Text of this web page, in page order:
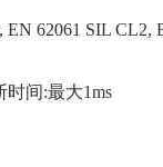
2, EN 62061
间:最大1ms